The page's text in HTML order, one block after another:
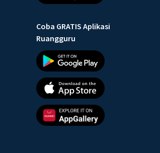
Coba GRATIS Aplikasi
Ruangguru